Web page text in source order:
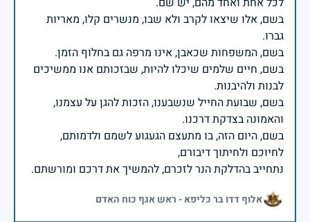
בשם, אלו שיצאו לקרב ולא שבו, מנשרים קלו, מאריות
בשם, חיים שלמים שיכלו להיות, שבזכותם אנו ממשיכים
בשם, שבועת החייל שנשבענו, הזכות להגן על עצמנו,
בשם, היום הזה, בו מתעצם הגעגוע לשמם ולדמותם,
נתחייב בהדלקת הנר לזכרם, להמשיך את דרכם ומורשתם.
אלוף דדו בר כליפא - ראש אגף כוח האדם